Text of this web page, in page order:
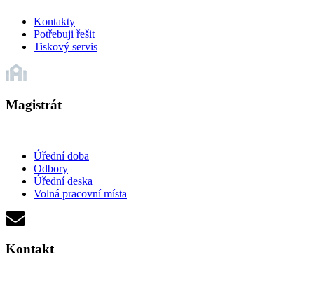
Kontakty
Potřebuji řešit
Tiskový servis
Magistrát
Úřední doba
Odbory
Úřední deska
Volná pracovní místa
Kontakt